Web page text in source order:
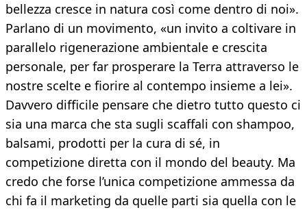
bellezza cresce in natura così come dentro di noi».
Parlano di un movimento, «un invito a coltivare in
parallelo rigenerazione ambientale e crescita
personale, per far prosperare la Terra attraverso le
nostre scelte e fiorire al contempo insieme a lei».
Davvero difficile pensare che dietro tutto questo ci
sia una marca che sta sugli scaffali con shampoo,
balsami, prodotti per la cura di sé, in
competizione diretta con il mondo del beauty. Ma
credo che forse l’unica competizione ammessa da
chi fa il marketing da quelle parti sia quella con le